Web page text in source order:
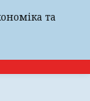
та